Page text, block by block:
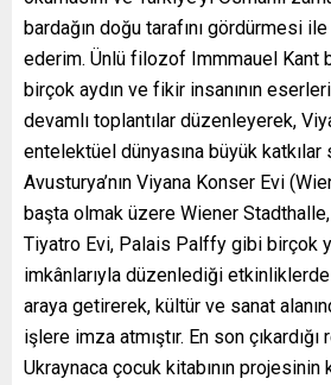
bardağın doğu tarafını gördürmesi
ederim. Ünlü filozof Immmauel Kant
birçok aydın ve fikir insanının
devamlı toplantılar düzenleyerek,
entelektüel dünyasına büyük katkılar
Avusturya’nın Viyana Konser Evi
başta olmak üzere Wiener
Tiyatro Evi, Palais Palffy gibi birçok
imkânlarıyla düzenlediği
araya getirerek, kültür ve sanat
işlere imza atmıştır. En son
Ukraynaca çocuk kitabının projesinin